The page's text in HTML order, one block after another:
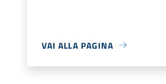
VAI ALLA PAGINA